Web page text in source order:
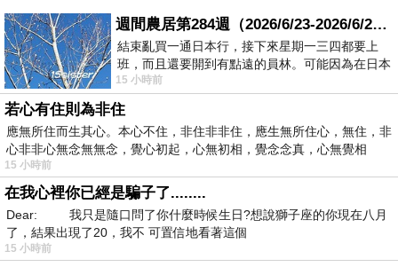
週間農居第284週（2026/6/23-2026/6/24) 夏至 金黃稻浪洋溢豐收喜悅
結束亂買一通日本行，接下來星期一三四都要上
班，而且還要開到有點遠的員林。可能因為在日本
花不少錢，星期一出門上班時，心裡沒有一
15 小時前
若心有住則為非住
應無所住而生其心。本心不住，非住非非住，應生無所住心，無住，非
心非非心無念無無念，覺心初起，心無初相，覺念念真，心無覺相
15 小時前
在我心裡你已經是騙子了........
Dear: 我只是隨口問了你什麼時候生日?想說獅子座的你現在八月
了，結果出現了20，我不 可置信地看著這個
15 小時前